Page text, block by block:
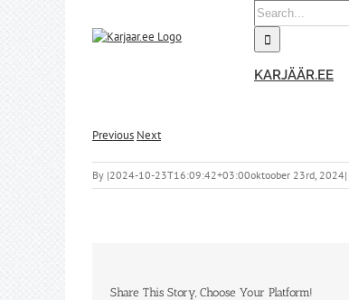
Search
for:
KARJÄÄR.EE
Previous Next
By |2024-10-23T16:09:42+03:00oktoober 23rd, 2024|
Share This Story, Choose Your Platform!